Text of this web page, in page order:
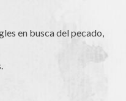
en busca del pecado,